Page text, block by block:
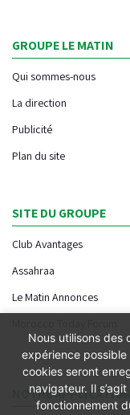
GROUPE LE MATIN
Qui sommes-nous
La direction
Publicité
Plan du site
SITE DU GROUPE
Club Avantages
Assahraa
Le Matin Annonces
NOTRE
Nous utilisons des
expérience possible
cookies seront
navigateur. Il
fonctionnement